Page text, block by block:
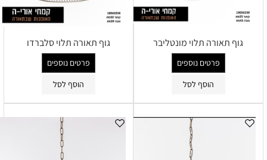
גוף תאורה תלוי מונטליבר
פרטים נוספים
הוסף לסל
גוף תאורה תלוי סלברדו
פרטים נוספים
הוסף לסל